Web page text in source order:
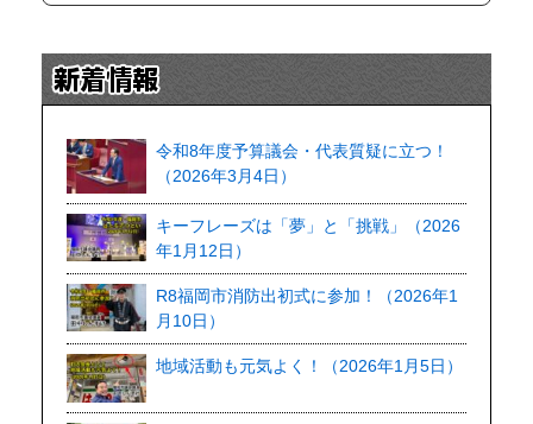
令和8年度予算議会・代表質疑に立つ！
（2026年3月4日）
キーフレーズは「夢」と「挑戦」（2026
年1月12日）
R8福岡市消防出初式に参加！（2026年1
月10日）
地域活動も元気よく！（2026年1月5日）